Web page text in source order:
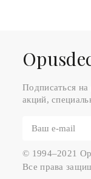
Подписаться на
акций,
© 1994–2021
Все права